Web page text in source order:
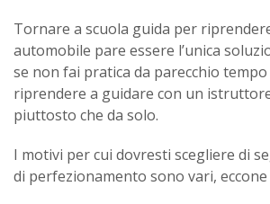
Tornare a scuola guida per
automobile pare essere l’unica
se non fai pratica da parecchio
riprendere a guidare con un
piuttosto che da solo.
I motivi per cui dovresti scegliere di
di perfezionamento sono vari, eccone